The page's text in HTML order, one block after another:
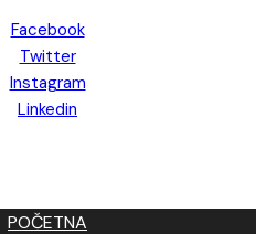
Facebook
Twitter
Instagram
Linkedin
POČETNA